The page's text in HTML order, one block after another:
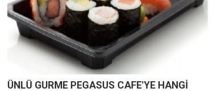
ÜNLÜ GURME PEGASUS CAFE'YE HANGİ